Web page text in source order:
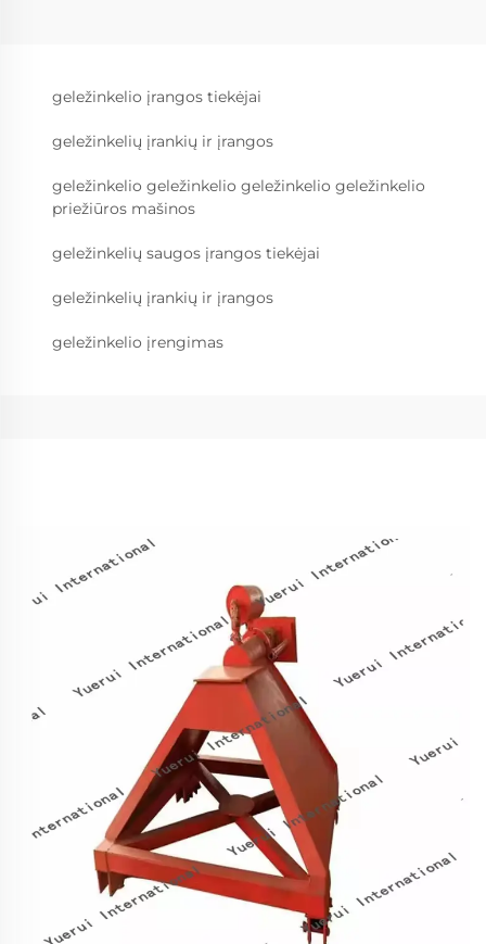
geležinkelio įrangos tiekėjai
geležinkelių įrankių ir įrangos
geležinkelio geležinkelio geležinkelio geležinkelio
priežiūros mašinos
geležinkelių saugos įrangos tiekėjai
geležinkelių įrankių ir įrangos
geležinkelio įrengimas